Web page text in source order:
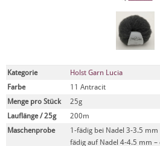
Kategorie
Holst Garn Lucia
Farbe
11 Antracit
Menge pro Stück
25g
Lauflänge / 25g
200m
Maschenprobe
1-fädig bei Nadel 3-3.5
fädig auf Nadel 4-4.5 mm